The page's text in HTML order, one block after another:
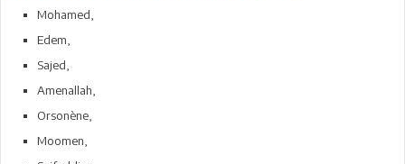
Mohamed,
Edem,
Sajed,
Amenallah,
Orsonène,
Moomen,